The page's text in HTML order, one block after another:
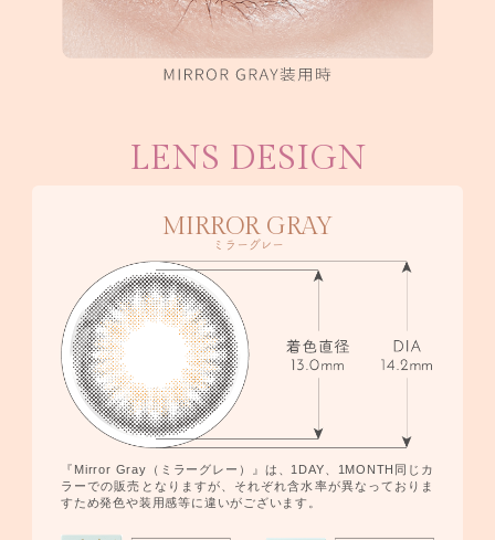
LENS DESIGN
MIRROR GRAY
ミラーグレー
『Mirror Gray（ミラーグレー）』は、1DAY、1MONTH同じカ
ラーでの販売となりますが、それぞれ含水率が異なっておりま
すため発色や装用感等に違いがございます。